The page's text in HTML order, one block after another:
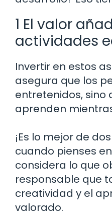
1 El valor
actividades
Invertir en estos
asegura que los
entretenidos, sino
aprenden
¡Es lo mejor de
cuando pienses
considera lo que
responsable que
creatividad y el
valorado.